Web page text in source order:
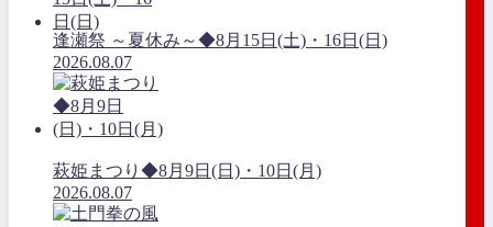
逢瀬祭 ～夏休み～◆8月15日(土)・16日(日)
2026.08.07
萩姫まつり◆8月9日(日)・10日(月)
2026.08.07